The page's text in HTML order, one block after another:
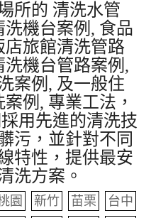
所的 清洗水管
機台案例, 食品
店旅館清洗管路
機台管路案例,
案例, 及一般住
例, 專業工法，
用先進的清洗技
污，並針對不同
特性，提供最安
洗方案。
園 新竹 苗栗
台中